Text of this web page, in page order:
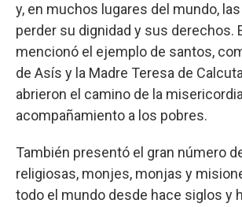
y, en muchos lugares del mundo,
perder su dignidad y sus derechos.
mencionó el ejemplo de santos,
de Asís y la Madre Teresa de
abrieron el camino de la
acompañamiento a los pobres.
También presentó el gran número
religiosas, monjes, monjas y
todo el mundo desde hace siglos y